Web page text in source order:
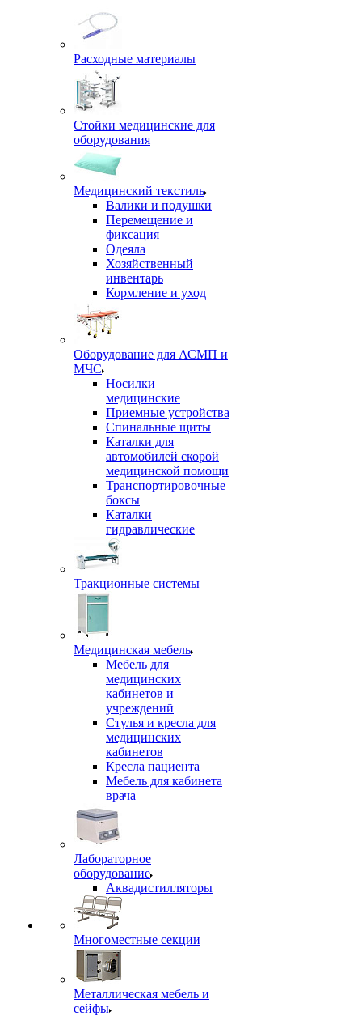
Расходные материалы
Стойки медицинские для
оборудования
Медицинский текстиль
Валики и подушки
Перемещение и
фиксация
Одеяла
Хозяйственный
инвентарь
Кормление и уход
Оборудование для АСМП и
МЧС
Носилки
медицинские
Приемные устройства
Спинальные щиты
Каталки для
автомобилей скорой
медицинской помощи
Транспортировочные
боксы
Каталки
гидравлические
Тракционные системы
Медицинская мебель
Мебель для
медицинских
кабинетов и
учреждений
Стулья и кресла для
медицинских
кабинетов
Кресла пациента
Мебель для кабинета
врача
Лабораторное
оборудование
Аквадистилляторы
Многоместные секции
Металлическая мебель и
сейфы